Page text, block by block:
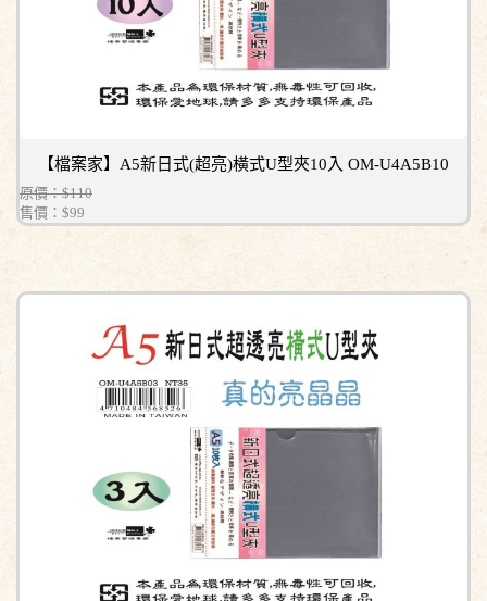
【檔案家】A5新日式(超亮)橫式U型夾10入 OM-U4A5B10
原價：$110
售價： $99